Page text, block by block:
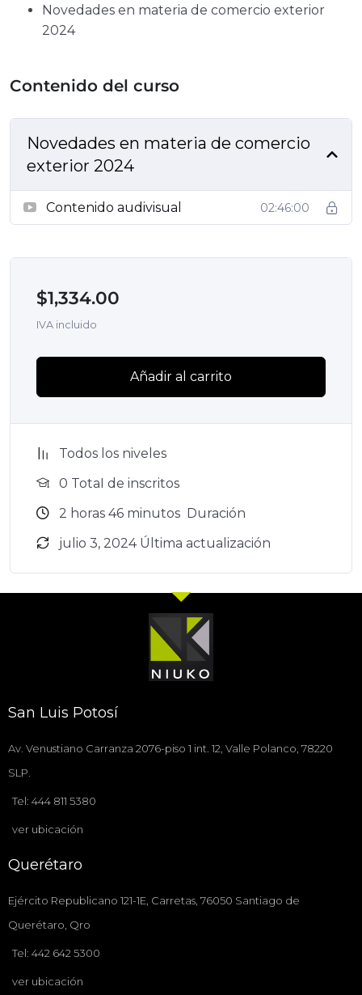
Novedades en materia de comercio exterior
2024
Contenido del curso
Novedades en materia de comercio
exterior 2024
Contenido audivisual 02:46:00
$1,334.00
IVA incluido
Añadir al carrito
Todos los niveles
0 TotaI de inscritos
2 horas 46 minutos Duración
julio 3, 2024 Última actualización
San Luis Potosí
Av. Venustiano Carranza 2076-piso 1 int. 12, Valle Polanco, 78220
SLP.
Tel: 444 811 5380
ver ubicación
Querétaro
Ejército Republicano 121-1E, Carretas, 76050 Santiago de
Querétaro, Qro
Tel: 442 642 5300
ver ubicación